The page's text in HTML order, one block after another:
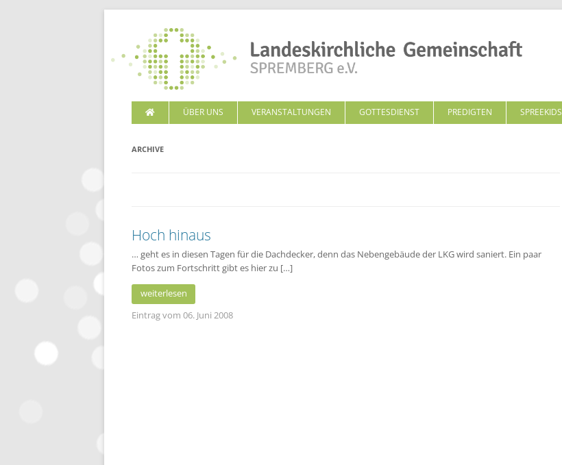
Zum Inhalt springen
ÜBER UNS VERANSTALTUNGEN GOTTESDIENST PREDIGTEN SPREEKIDS
ARCHIVE
Hoch hinaus
… geht es in diesen Tagen für die Dachdecker, denn das Nebengebäude der LKG wird saniert. Ein paar
Fotos zum Fortschritt gibt es hier zu […]
weiterlesen
Eintrag vom 06. Juni 2008